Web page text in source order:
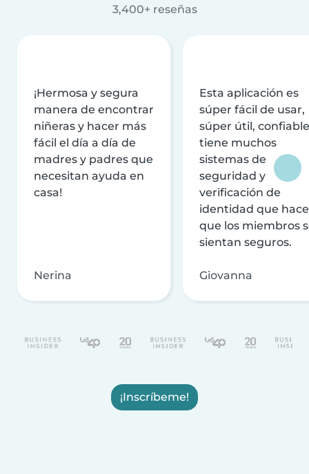
3,400+ reseñas
¡Hermosa y segura
manera de encontrar
niñeras y hacer más
fácil el día a día de
madres y padres que
necesitan ayuda en
casa!
Nerina
Esta aplicación es
súper fácil de usar,
súper útil,
tiene muchos
sistemas de
seguridad y
verificación de
identidad que
que los miembros
sientan seguros.
Giovanna
¡Inscríbeme!